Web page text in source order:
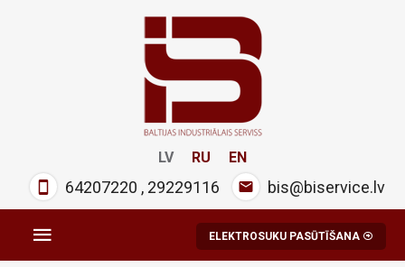
LV RU EN
64207220 , 29229116 bis@biservice.lv
ELEKTROSUKU PASŪTĪŠANA